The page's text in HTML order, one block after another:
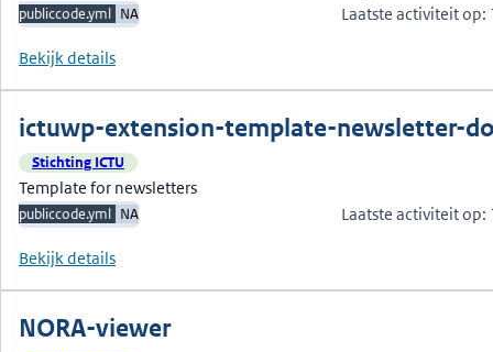
publiccode.yml NA Laatste activiteit
Bekijk details
ictuwp-extension-template-newsletter-
Stichting ICTU
Template for newsletters
publiccode.yml NA Laatste activiteit
Bekijk details
NORA-viewer